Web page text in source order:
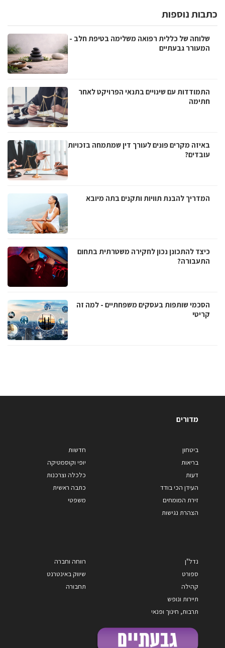
כתבות נוספות
שלוחה של כללית רפואה משלימה בטיפת חלב -
המעורר גבעתיים
התמודדות עם שינויים בתנאי הפרויקט לאחר
חתימה
באיזה מקרים פונים לעורך דין שמתמחה בזכויות
עובדים?
המדריך להבנת תוויות ותקנים בתה מיובא
כיצד להתכונן נכון לחקירה משטרתית בתחום
התעבורה?
הסכמי שותפות בעסקים משפחתיים - למה זה
קריטי
מדורים
ביטחון
בריאות
דעות
העידן הכי בודד
זירת המומחים
הצהרת נגישות
חדשות
יופי וקוסמטיקה
כלכלה וצרכנות
כתבה ראשית
משפטי
נדל"ן
ספורט
קהילה
תיירות ונופש
תרבות, חינוך ופנאי
רווחה וחברה
שיווק באינטרנט
תחבורה